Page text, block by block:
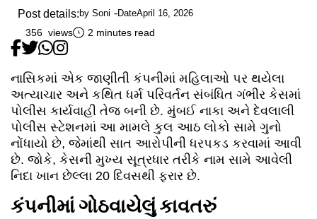
Post details: by Soni DateApril 16, 2026
356 views 2 minutes read
નાસિકમાં એક જાણીતી કંપનીમાં મહિલાઓ પર થયેલા
અત્યાચાર અને કથિત ધર્મ પરિવર્તન સંબંધિત ગંભીર કેસમાં
પોલીસ કાર્યવાહી તેજ બની છે. મુંબઈ નાકા અને દેવલાલી
પોલીસ સ્ટેશનમાં આ મામલે કુલ આઠ લોકો સામે ગુનો
નોંધાયો છે, જેમાંથી સાત આરોપીની ધરપકડ કરવામાં આવી
છે. જોકે, કેસની મુખ્ય સૂત્રધાર તરીકે નામ સામે આવેલી
નિદા ખાન છેલ્લા 20 દિવસથી ફરાર છે.
કંપનીમાં ગોઠવાયેલું કાવતરું